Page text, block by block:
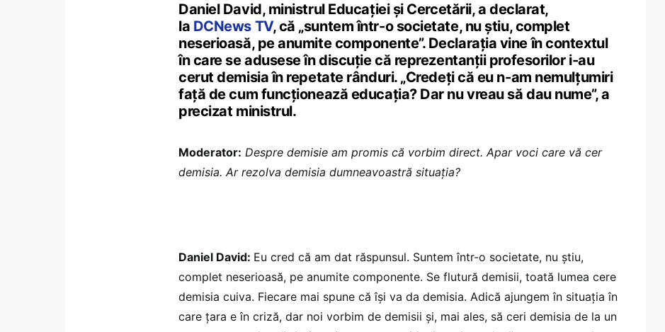
Daniel David, ministrul Educației și Cercetării, a declarat,
la DCNews TV, că „suntem într-o societate, nu știu, complet
neserioasă, pe anumite componente”. Declarația vine în contextul
în care se adusese în discuție că reprezentanții profesorilor i-au
cerut demisia în repetate rânduri. „Credeți că eu n-am nemulțumiri
față de cum funcționează educația? Dar nu vreau să dau nume”, a
precizat ministrul.
Moderator: Despre demisie am promis că vorbim direct. Apar voci care vă cer
demisia. Ar rezolva demisia dumneavoastră situația?
Daniel David: Eu cred că am dat răspunsul. Suntem într-o societate, nu știu,
complet neserioasă, pe anumite componente. Se flutură demisii, toată lumea cere
demisia cuiva. Fiecare mai spune că își va da demisia. Adică ajungem în situația în
care țara e în criză, dar noi vorbim de demisii și, mai ales, să ceri demisia de la un